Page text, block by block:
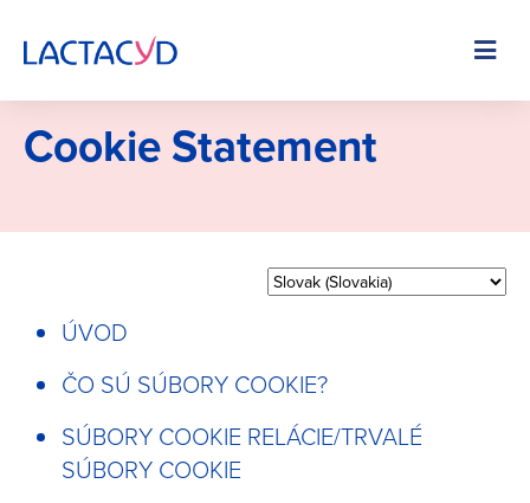
mainImage
Cookie Statement
ÚVOD
ČO SÚ SÚBORY COOKIE?
SÚBORY COOKIE RELÁCIE/TRVALÉ
SÚBORY COOKIE